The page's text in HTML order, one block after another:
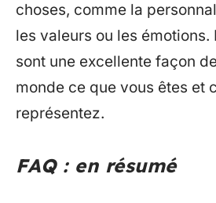
choses, comme la
les valeurs ou les émotions.
sont une excellente façon
monde ce que vous êtes et
représentez.
FAQ : en résumé